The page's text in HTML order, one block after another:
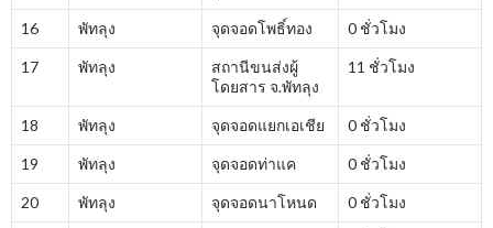
16 พัทลุง จุดจอดโพธิ์ทอง 0 ชั่วโมง
17 พัทลุง
สถานีขนส่งผู้
โดยสาร จ.พัทลุง
11 ชั่วโมง
18 พัทลุง จุดจอดแยกเอเชีย 0 ชั่วโมง
19 พัทลุง จุดจอดท่าแค 0 ชั่วโมง
20 พัทลุง จุดจอดนาโหนด 0 ชั่วโมง